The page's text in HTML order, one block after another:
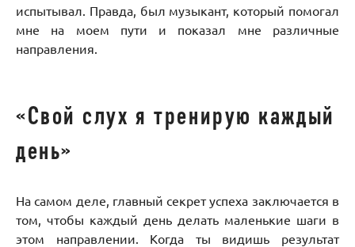
испытывал. Правда, был музыкант, который помогал
мне на моем пути и показал мне различные
направления.
«Свой слух я тренирую каждый
день»
На самом деле, главный секрет успеха заключается в
том, чтобы каждый день делать маленькие шаги в
этом направлении. Когда ты видишь результат